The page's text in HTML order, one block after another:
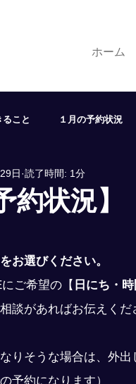
ホーム
こと １月の予約状況
７月の予約状況
約状況】
日 読了時間: 1分
お選びください。
ご希望の 【 日にち・時
談があればお伝えく
りそうな場合は、外出
予約になります）